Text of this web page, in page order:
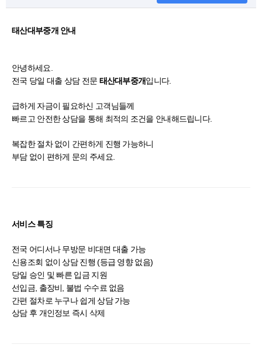
태산대부중개 안내
안녕하세요.
전국 당일 대출 상담 전문 태산대부중개입니다.
급하게 자금이 필요하신 고객님들께
빠르고 안전한 상담을 통해 최적의 조건을 안내해드립니다.
복잡한 절차 없이 간편하게 진행 가능하니
부담 없이 편하게 문의 주세요.
서비스 특징
전국 어디서나 무방문 비대면 대출 가능
신용조회 없이 상담 진행 (등급 영향 없음)
당일 승인 및 빠른 입금 지원
선입금, 출장비, 불법 수수료 없음
간편 절차로 누구나 쉽게 상담 가능
상담 후 개인정보 즉시 삭제